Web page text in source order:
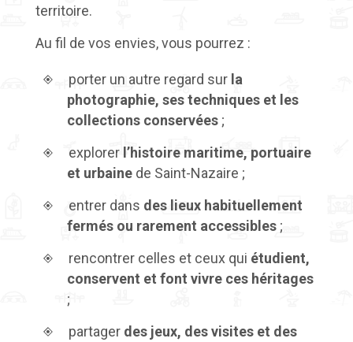
territoire.
Au fil de vos envies, vous pourrez :
porter un autre regard sur la
photographie, ses techniques et les
collections conservées ;
explorer l’histoire maritime, portuaire
et urbaine de Saint-Nazaire ;
entrer dans des lieux habituellement
fermés ou rarement accessibles ;
rencontrer celles et ceux qui étudient,
conservent et font vivre ces héritages
;
partager des jeux, des visites et des